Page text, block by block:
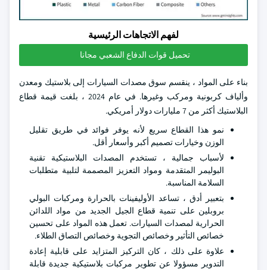
لفهم الاتجاهات الرئيسية
تحميل قوات الدفاع الشعبي مجانا
بناء على المواد ، ينقسم سوق مصدات السيارات إلى بلاستيك ومعدن
وألياف كربونية ومركب وغيرها. في عام 2024 ، بلغت قيمة قطاع
البلاستيك أكثر من 7 مليارات دولار أمريكي.
نمو هذا القطاع سريع لأنه يوفر فوائد في طريق تقليل
الوزن وخيارات تصميم أكبر وأسعار أقل.
لأسباب جمالية ، تستخدم المصدات البلاستيكية تقنية
البوليمر المتقدمة ومواد التعزيز المصممة لتلبية متطلبات
السلامة المناسبة.
بتعبير أدق ، تساعد الأوليفينات بالحرارة ومركبات البولي
بروبلين على تنمية قطاع الجيل الجديد من مواد اللدائن
الحرارية لمصدات السيارات. تعمل هذه المواد على تحسين
خصائص التأثير وخصائص التجوية وخصائص التصاق الطلاء.
علاوة على ذلك ، كان التركيز المتزايد على قابلية إعادة
التدوير مسؤولا عن تطوير مركبات بلاستيكية جديدة قابلة